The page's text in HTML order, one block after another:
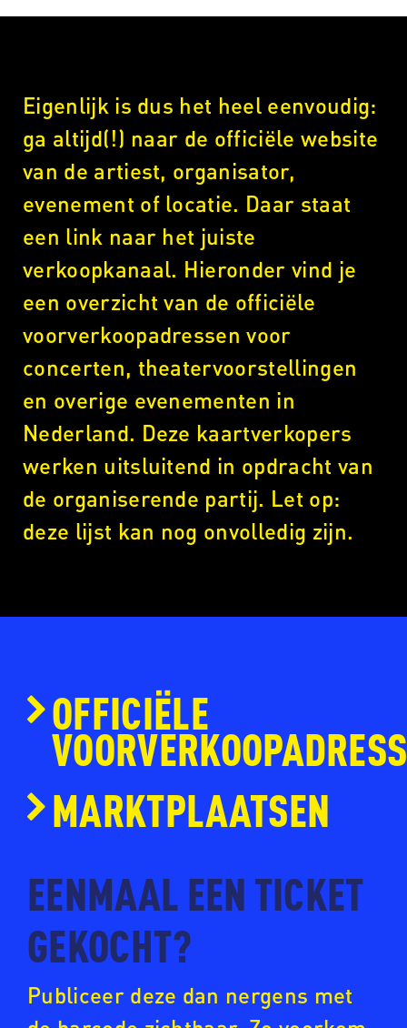
Eigenlijk is dus het heel eenvoudig:
ga altijd(!) naar de officiële website
van de artiest, organisator,
evenement of locatie. Daar staat
een link naar het juiste
verkoopkanaal. Hieronder vind je
een overzicht van de officiële
voorverkoopadressen voor
concerten, theatervoorstellingen
en overige evenementen in
Nederland. Deze kaartverkopers
werken uitsluitend in opdracht van
de organiserende partij. Let op:
deze lijst kan nog onvolledig zijn.
OFFICIËLE
www.ticketmaster.nl
www.eventim.nl
www.ntk.nl
MARKTPLAATSEN
EENMAAL EEN TICKET
GEKOCHT?
Publiceer deze dan nergens met